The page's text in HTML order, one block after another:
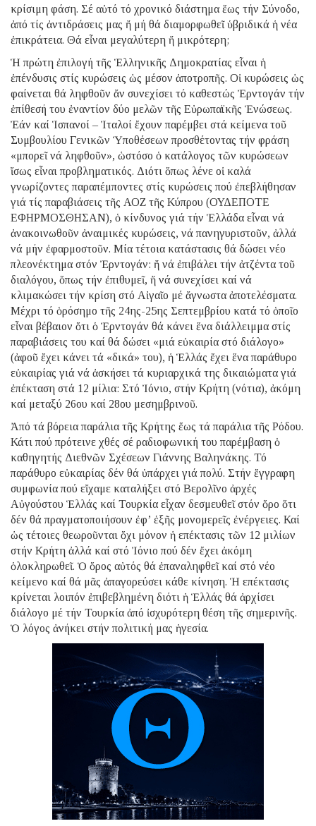
κρίσιμη φάση. Σέ αὐτό τό χρονικό διάστημα ἕως τήν Σύνοδο,
ἀπό τίς ἀντιδράσεις μας ἤ μή θά διαμορφωθεῖ ὑβριδικά ἡ νέα
ἐπικράτεια. Θά εἶναι μεγαλύτερη ἤ μικρότερη;
Ἡ πρώτη ἐπιλογή τῆς Ἑλληνικῆς Δημοκρατίας εἶναι ἡ
ἐπένδυσις στίς κυρώσεις ὡς μέσον ἀποτροπῆς. Οἱ κυρώσεις ὡς
φαίνεται θά ληφθοῦν ἄν συνεχίσει τό καθεστώς Ἐρντογάν τήν
ἐπίθεσή του ἐναντίον δύο μελῶν τῆς Εὐρωπαϊκῆς Ἑνώσεως.
Ἐάν καί Ἱσπανοί – Ἰταλοί ἔχουν παρέμβει στά κείμενα τοῦ
Συμβουλίου Γενικῶν Ὑποθέσεων προσθέτοντας τήν φράση
«μπορεῖ νά ληφθοῦν», ὡστόσο ὁ κατάλογος τῶν κυρώσεων
ἴσως εἶναι προβληματικός. Διότι ὅπως λένε οἱ καλά
γνωρίζοντες παραπέμποντες στίς κυρώσεις πού ἐπεβλήθησαν
γιά τίς παραβιάσεις τῆς ΑΟΖ τῆς Κύπρου (ΟΥΔΕΠΟΤΕ
ΕΦΗΡΜΟΣΘΗΣΑΝ), ὁ κίνδυνος γιά τήν Ἑλλάδα εἶναι νά
ἀνακοινωθοῦν ἀναιμικές κυρώσεις, νά πανηγυριστοῦν, ἀλλά
νά μήν ἐφαρμοστοῦν. Μία τέτοια κατάστασις θά δώσει νέο
πλεονέκτημα στόν Ἐρντογάν: ἤ νά ἐπιβάλει τήν ἀτζέντα τοῦ
διαλόγου, ὅπως τήν ἐπιθυμεῖ, ἤ νά συνεχίσει καί νά
κλιμακώσει τήν κρίση στό Αἰγαῖο μέ ἄγνωστα ἀποτελέσματα.
Μέχρι τό ὁρόσημο τῆς 24ης-25ης Σεπτεμβρίου κατά τό ὁποῖο
εἶναι βέβαιον ὅτι ὁ Ἐρντογάν θά κάνει ἕνα διάλλειμμα στίς
παραβιάσεις του καί θά δώσει «μιά εὐκαιρία στό διάλογο»
(ἀφοῦ ἔχει κάνει τά «δικά» του), ἡ Ἑλλάς ἔχει ἕνα παράθυρο
εὐκαιρίας γιά νά ἀσκήσει τά κυριαρχικά της δικαιώματα γιά
ἐπέκταση στά 12 μίλια: Στό Ἰόνιο, στήν Κρήτη (νότια), ἀκόμη
καί μεταξύ 26ου καί 28ου μεσημβρινοῦ.
Ἀπό τά βόρεια παράλια τῆς Κρήτης ἕως τά παράλια τῆς Ρόδου.
Κάτι πού πρότεινε χθές σέ ραδιοφωνική του παρέμβαση ὁ
καθηγητής Διεθνῶν Σχέσεων Γιάννης Βαληνάκης. Τό
παράθυρο εὐκαιρίας δέν θά ὑπάρχει γιά πολύ. Στήν ἔγγραφη
συμφωνία πού εἴχαμε καταλήξει στό Βερολῖνο ἀρχές
Αὐγούστου Ἑλλάς καί Τουρκία εἶχαν δεσμευθεῖ στόν ὅρο ὅτι
δέν θά πραγματοποιήσουν ἐφ’ ἑξῆς μονομερεῖς ἐνέργειες. Καί
ὡς τέτοιες θεωροῦνται ὄχι μόνον ἡ επέκτασις τῶν 12 μιλίων
στήν Κρήτη ἀλλά καί στό Ἰόνιο πού δέν ἔχει ἀκόμη
ὁλοκληρωθεῖ. Ὁ ὅρος αὐτός θά ἐπαναληφθεῖ καί στό νέο
κείμενο καί θά μᾶς ἀπαγορεύσει κάθε κίνηση. Ἡ επέκτασις
κρίνεται λοιπόν ἐπιβεβλημένη διότι ἡ Ἑλλάς θά ἀρχίσει
διάλογο μέ τήν Τουρκία ἀπό ἰσχυρότερη θέση τῆς σημερινῆς.
Ὁ λόγος ἀνήκει στήν πολιτική μας ἡγεσία.